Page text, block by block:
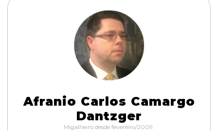
Afranio Carlos Camargo
Dantzger
Migalheiro desde fevereiro/2009.